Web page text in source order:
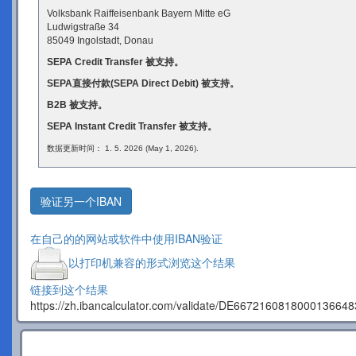
Volksbank Raiffeisenbank Bayern Mitte eG
Ludwigstraße 34
85049 Ingolstadt, Donau
SEPA Credit Transfer 被支持。
SEPA直接付款(SEPA Direct Debit) 被支持。
B2B 被支持。
SEPA Instant Credit Transfer 被支持。
数据更新时间： 1. 5. 2026 (May 1, 2026).
验证另一个IBAN
在自己的的网站或软件中使用IBAN验证
以打印机兼容的形式浏览这个结果
链接到这个结果
https://zh.ibancalculator.com/validate/